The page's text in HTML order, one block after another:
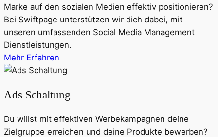
Marke auf den sozialen Medien effektiv positionieren?
Bei Swiftpage unterstützen wir dich dabei, mit
unseren umfassenden Social Media Management
Dienstleistungen.
Mehr Erfahren
Ads Schaltung
Du willst mit effektiven Werbekampagnen deine
Zielgruppe erreichen und deine Produkte bewerben?